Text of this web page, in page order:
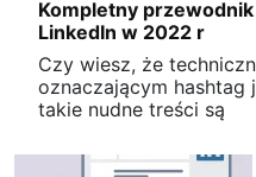
Kompletny
LinkedIn w 2022 r
Czy wiesz, że
oznaczającym hashtag
takie nudne treści są